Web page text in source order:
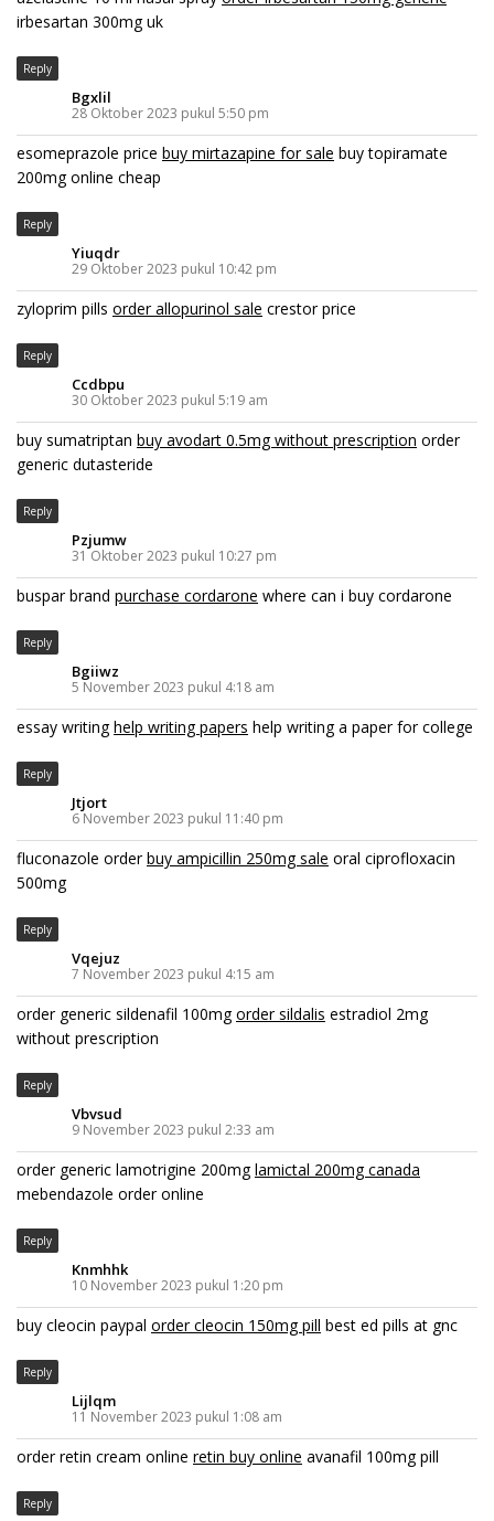
irbesartan 300mg uk
Reply
Bgxlil
28 Oktober 2023 pukul 5:50 pm
esomeprazole price buy mirtazapine for sale buy topiramate
200mg online cheap
Reply
Yiuqdr
29 Oktober 2023 pukul 10:42 pm
zyloprim pills order allopurinol sale crestor price
Reply
Ccdbpu
30 Oktober 2023 pukul 5:19 am
buy sumatriptan buy avodart 0.5mg without prescription order
generic dutasteride
Reply
Pzjumw
31 Oktober 2023 pukul 10:27 pm
buspar brand purchase cordarone where can i buy cordarone
Reply
Bgiiwz
5 November 2023 pukul 4:18 am
essay writinghelp writing papers help writing a paper for college
Reply
Jtjort
6 November 2023 pukul 11:40 pm
fluconazole orderbuy ampicillin 250mg sale oral ciprofloxacin
500mg
Reply
Vqejuz
7 November 2023 pukul 4:15 am
order generic sildenafil 100mgorder sildalis estradiol 2mg
without prescription
Reply
Vbvsud
9 November 2023 pukul 2:33 am
order generic lamotrigine 200mglamictal 200mg canada
mebendazole order online
Reply
Knmhhk
10 November 2023 pukul 1:20 pm
buy cleocin paypal order cleocin 150mg pill best ed pills at gnc
Reply
Lijlqm
11 November 2023 pukul 1:08 am
order retin cream online retin buy online avanafil 100mg pill
Reply